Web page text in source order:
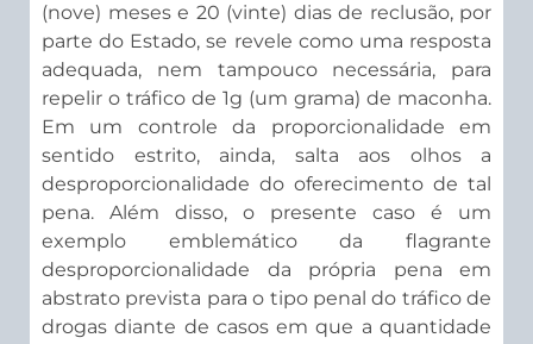
(nove) meses e 20 (vinte) dias de reclusão, por
parte do Estado, se revele como uma resposta
adequada, nem tampouco necessária, para
repelir o tráfico de 1g (um grama) de maconha.
Em um controle da proporcionalidade em
sentido estrito, ainda, salta aos olhos a
desproporcionalidade do oferecimento de tal
pena. Além disso, o presente caso é um
exemplo emblemático da flagrante
desproporcionalidade da própria pena em
abstrato prevista para o tipo penal do tráfico de
drogas diante de casos em que a quantidade